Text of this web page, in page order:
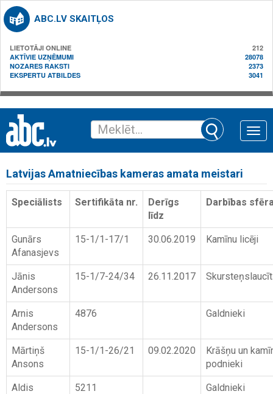
ABC.LV SKAITĻOS
LIETOTĀJI ONLINE
212
AKTĪVIE UZŅĒMUMI
28078
NOZARES RAKSTI
2373
EKSPERTU ATBILDES
3041
Toggle
Latvijas Amatniecības kameras amata meistari
Speciālists Sertifikāta nr.
Derīgs
līdz
Darbības
Gunārs
Afanasjevs
15-1/1-17/1 30.06.2019 Kamīnu licēji
Jānis
Andersons
15-1/7-24/34 26.11.2017
Arnis
Andersons
4876 Galdnieki
Mārtiņš
Ansons
15-1/1-26/21 09.02.2020
Krāšņu un
podnieki
Aldis
5211 Galdnieki